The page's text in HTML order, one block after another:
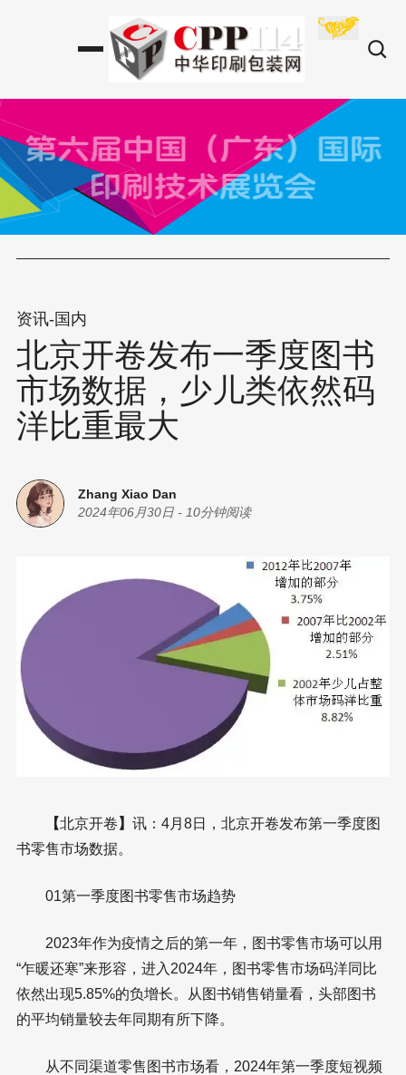
资讯-国内
北京开卷发布一季度图书
市场数据，少儿类依然码
洋比重最大
Zhang Xiao Dan
2024年06月30日 - 10分钟阅读
【北京开卷 】 讯：4月8日，北京开卷发布第一季度图
书零售市场数据。
01第一季度图书零售市场趋势
2023年作为疫情之后的第一年，图书零售市场可以用
“乍暖还寒”来形容，进入2024年，图书零售市场码洋同比
依然出现5.85%的负增长。从图书销售销量看，头部图书
的平均销量较去年同期有所下降。
从不同渠道零售图书市场看，2024年第一季度短视频